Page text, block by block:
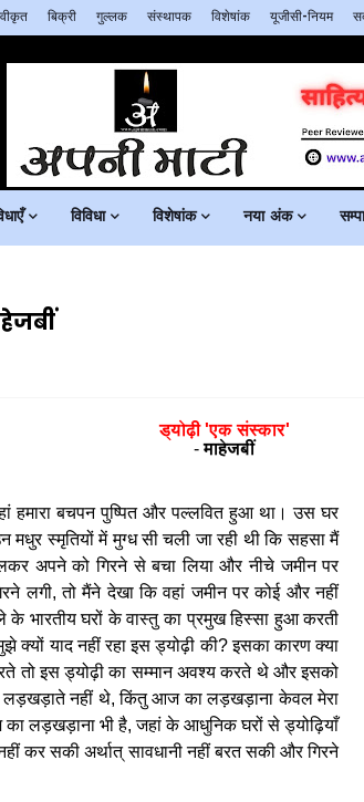
बिक्री गुल्लक संस्थापक विशेषांक यूजीसी-नियम
विविधा विशेषांक नया अंक
ड्योढ़ी 'एक संस्कार'
-माहेजबीं
हमारा बचपन पुष्पित और पल्लवित हुआ था। उस घर
मधुर स्मृतियों में मुग्ध सी चली जा रही थी कि सहसा मैं
अपने को गिरने से बचा लिया और नीचे जमीन पर
लगी,तो मैंने देखा कि वहां जमीन पर कोई और नहीं
के भारतीय घरों के वास्तु का प्रमुख हिस्सा हुआ करती
क्यों याद नहीं रहा इस ड्योढ़ी की?इसका कारण क्या
तो इस ड्योढ़ी का सम्मान अवश्य करते थे और इसको
लड़खड़ाते नहीं थे,किंतु आज का लड़खड़ाना केवल मेरा
का लड़खड़ाना भी है,जहां के आधुनिक घरों से ड्योढ़ियाँ
कर सकी अर्थात् सावधानी नहीं बरत सकी और गिरने